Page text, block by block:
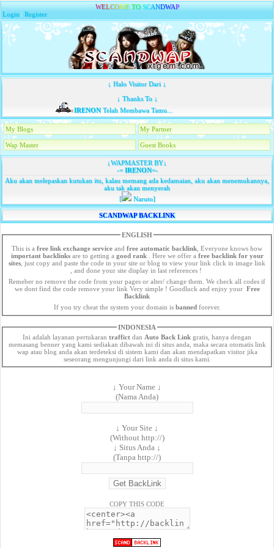
WELCOME TO SCANDWAP
Login |Register
↓ Halo Visitor Dari ↓
↓ Thanks To ↓
IRENONTelah Membawa Tamu...
My Blogs My Partner
Wap Master Guest Books
↓WAPMASTER BY↓
-=IRENON=-
Aku akan melepaskan kutukan itu, kalau memang ada kedamaian, aku akan menemukannya,
aku tak akan menyerah
[
Naruto]
SCANDWAP BACKLINK
ENGLISH
This is a free link exchange service and free automatic backlink , Everyone knows how
important backlinksare to getting a good rank. Here we offer a free backlink for your
sites , just copy and paste the code in your site or blog to view your link click in image link
, and done your site display in last references !
Remeber no remove the code from your pages or alter/ change them. We check all codes if
we dont find the code remove your link Very simple ! Goodluck and enjoy your Free
Backlink
If you try cheat the system your domain is bannedforever.
INDONESIA
Ini adalah layanan pertukaran traffict dan Auto Back Link gratis, hanya dengan
memasang benner yang kami sediakan dibawah ini di situs anda, maka secara otomatis link
wap atau blog anda akan terdeteksi di sistem kami dan akan mendapatkan visitor jika
seseorang mengunjungi dari link anda di situs kami.
↓ Your Name ↓
(Nama Anda)
↓ Your Site ↓
(Without http://)
↓ Situs Anda ↓
(Tanpa http://)
COPY THIS CODE